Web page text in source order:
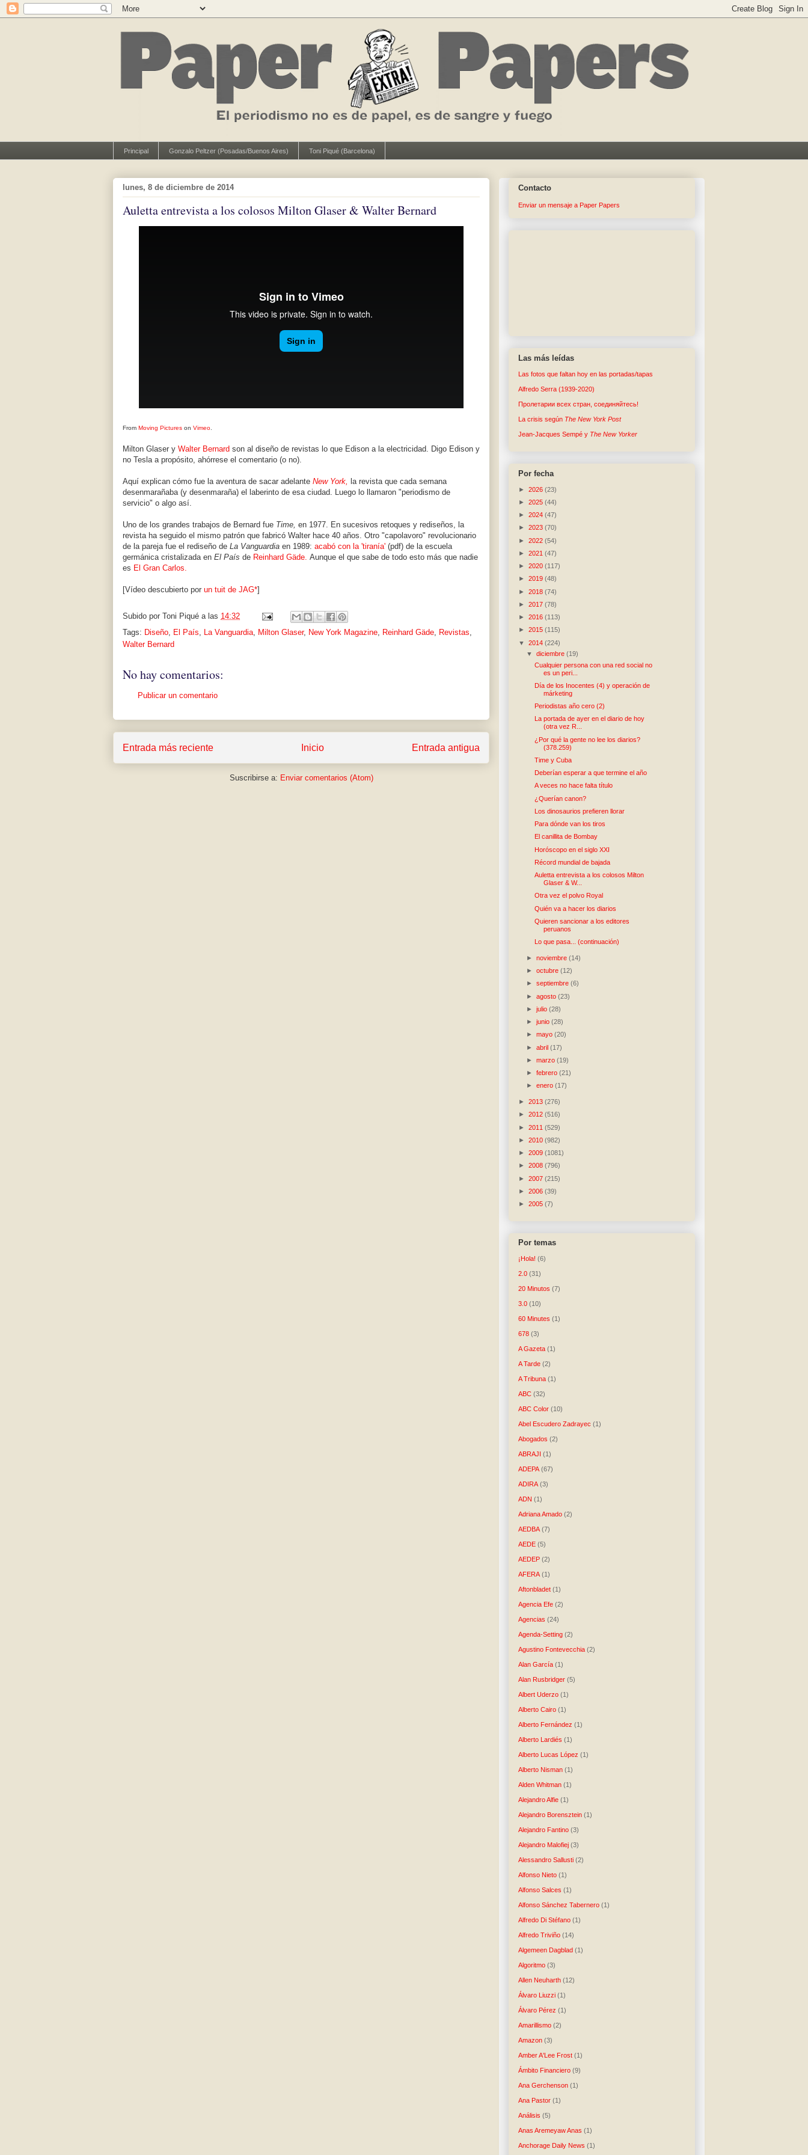
Principal Gonzalo Peltzer (Posadas/Buenos Aires) Toni Piqué (Barcelona)
lunes, 8 de diciembre de 2014
Auletta entrevista a los colosos Milton Glaser & Walter Bernard
From Moving Pictures on Vimeo
Milton Glaser y Walter Bernard son al diseño de revistas lo que Edison a la electricidad. Digo Edison y
no Tesla a propósito, ahórrese el comentario (o no).
Aquí explican cómo fue la aventura de sacar adelante New York, la revista que cada semana
desenmarañaba (y desenmaraña) el laberinto de esa ciudad. Luego lo llamaron "periodismo de
servicio" o algo así.
Uno de los grandes trabajos de Bernard fue Time, en 1977. En sucesivos retoques y rediseños, la
revista ha seguido el mismo patrón que fabricó Walter hace 40 años. Otro "capolavoro" revolucionario
de la pareja fue el rediseño de La Vanguardia en 1989: acabó con la 'tiranía' (pdf) de la escuela
germánica cristalizada en El País de Reinhard Gäde. Aunque el que sabe de todo esto más que nadie
es El Gran Carlos.
[Vídeo descubierto por un tuit de JAG*]
Subido por Toni Piqué a las 14:32
Tags: Diseño, El País, La Vanguardia, Milton Glaser, New York Magazine, Reinhard Gäde, Revistas,
Walter Bernard
No hay comentarios:
Publicar un comentario
Entrada más reciente Entrada antigua
Inicio
Suscribirse a: Enviar comentarios (Atom)
Contacto
Enviar un mensaje a Paper Papers
Las más leídas
Las fotos que faltan hoy en las portadas/tapas
Alfredo Serra (1939-2020)
Пролетарии всех стран, соединяйтесь!
La crisis según The New York Post
Jean-Jacques Sempé y The New Yorker
Por fecha
► 2026 (23)
► 2025 (44)
► 2024 (47)
► 2023 (70)
► 2022 (54)
► 2021 (47)
► 2020 (117)
► 2019 (48)
► 2018 (74)
► 2017 (78)
► 2016 (113)
► 2015 (115)
▼ 2014 (224)
▼diciembre(19)
Cualquier persona con una red social no
es un peri...
Día de los Inocentes (4) y operación de
márketing
Periodistas año cero (2)
La portada de ayer en el diario de hoy
(otra vez R...
¿Por qué la gente no lee los diarios?
(378.259)
Time y Cuba
Deberían esperar a que termine el año
A veces no hace falta título
¿Querían canon?
Los dinosaurios prefieren llorar
Para dónde van los tiros
El canillita de Bombay
Horóscopo en el siglo XXI
Récord mundial de bajada
Auletta entrevista a los colosos Milton
Glaser & W...
Otra vez el polvo Royal
Quién va a hacer los diarios
Quieren sancionar a los editores
peruanos
Lo que pasa... (continuación)
►noviembre(14)
►octubre(12)
►septiembre(6)
►agosto(23)
►julio(28)
►junio(28)
►mayo(20)
►abril(17)
►marzo(19)
►febrero(21)
►enero(17)
► 2013 (276)
► 2012 (516)
► 2011 (529)
► 2010 (982)
► 2009 (1081)
► 2008 (796)
► 2007 (215)
► 2006 (39)
► 2005 (7)
Por temas
¡Hola! (6)
2.0 (31)
20 Minutos (7)
3.0 (10)
60 Minutes (1)
678 (3)
A Gazeta (1)
A Tarde (2)
A Tribuna (1)
ABC (32)
ABC Color (10)
Abel Escudero Zadrayec (1)
Abogados (2)
ABRAJI (1)
ADEPA (67)
ADIRA (3)
ADN (1)
Adriana Amado (2)
AEDBA (7)
AEDE (5)
AEDEP (2)
AFERA (1)
Aftonbladet (1)
Agencia Efe (2)
Agencias (24)
Agenda-Setting (2)
Agustino Fontevecchia (2)
Alan García (1)
Alan Rusbridger (5)
Albert Uderzo (1)
Alberto Cairo (1)
Alberto Fernández (1)
Alberto Lardiés (1)
Alberto Lucas López (1)
Alberto Nisman (1)
Alden Whitman (1)
Alejandro Alfie (1)
Alejandro Borensztein (1)
Alejandro Fantino (3)
Alejandro Malofiej (3)
Alessandro Sallusti (2)
Alfonso Nieto (1)
Alfonso Salces (1)
Alfonso Sánchez Tabernero (1)
Alfredo Di Stéfano (1)
Alfredo Triviño (14)
Algemeen Dagblad (1)
Algoritmo (3)
Allen Neuharth (12)
Álvaro Liuzzi (1)
Álvaro Pérez (1)
Amarillismo (2)
Amazon (3)
Amber A'Lee Frost (1)
Ámbito Financiero (9)
Ana Gerchenson (1)
Ana Pastor (1)
Análisis (5)
Anas Aremeyaw Anas (1)
Anchorage Daily News (1)